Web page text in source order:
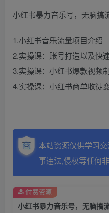
小红书暴力音乐号，无脑搞
1.小红书音乐流量项目介绍
2.实操课：账号打造以及快
3.实操课：小红书爆款视频
4.实操课：小红书商单收徒
本站资源仅供学习
事违法,侵权等任何
小红书暴力音乐号，无脑搞
付费资源